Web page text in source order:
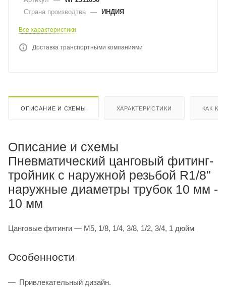
Страна производтва — ИНДИЯ
Все характеристики
Доставка транспортными компаниями
ОПИСАНИЕ И СХЕМЫ ХАРАКТЕРИСТИКИ КАК
Описание и схемы
Пневматический цанговый фитинг-
тройник с наружной резьбой R1/8"
наружные диаметры трубок 10 мм -
10 мм
Цанговые фитинги — M5, 1/8, 1/4, 3/8, 1/2, 3/4, 1 дюйм
Особенности
Привлекательный дизайн.